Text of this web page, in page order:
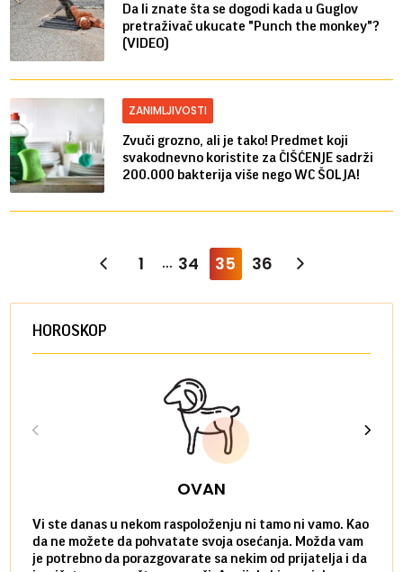
Da li znate šta se dogodi kada u Guglov
pretraživač ukucate "Punch the monkey"?
(VIDEO)
ZANIMLJIVOSTI
Zvuči grozno, ali je tako! Predmet koji
svakodnevno koristite za ČIŠĆENJE sadrži
200.000 bakterija više nego WC ŠOLJA!
1 ... 34 35 36
HOROSKOP
OVAN
Vi ste danas u nekom raspoloženju ni tamo ni vamo. Kao
da ne možete da pohvatate svoja osećanja. Možda vam
je potrebno da porazgovarate sa nekim od prijatelja i da